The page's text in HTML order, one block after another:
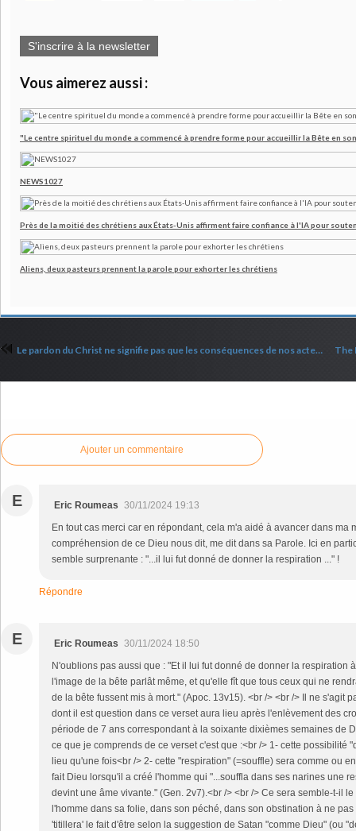
S'inscrire à la newsletter
Vous aimerez aussi :
"Le centre spirituel du monde a commencé à prendre forme pour accueillir la Bête en
NEWS1027
Près de la moitié des chrétiens aux États-Unis affirment faire confiance à l'IA pour
Aliens, deux pasteurs prennent la parole pour exhorter les chrétiens
Le pardon du Christ ne signifie pas que les conséquences de nos actes disparaissent
Ajouter un commentaire
E Eric Roumeas 30/11/2024 19:13
En tout cas merci car en répondant, cela m'a aidé à avancer dans ma
compréhension de ce Dieu nous dit, me dit dans sa Parole. Ici en
semble surprenante : "...il lui fut donné de donner la respiration ..." !
Répondre
E Eric Roumeas 30/11/2024 18:50
N'oublions pas aussi que : "Et il lui fut donné de donner la respiration
l'image de la bête parlât même, et qu'elle fît que tous ceux qui ne
de la bête fussent mis à mort." (Apoc. 13v15). <br /> <br /> Il ne s'agit
dont il est question dans ce verset aura lieu après l'enlèvement des
période de 7 ans correspondant à la soixante dixièmes semaines de
ce que je comprends de ce verset c'est que :<br /> 1- cette possibilité
lieu qu'une fois<br /> 2- cette "respiration" (=souffle) sera comme ou
fait Dieu lorsqu'il a créé l'homme qui "...souffla dans ses narines une
devint une âme vivante." (Gen. 2v7).<br /> <br /> Ce sera semble-t-il
l'homme dans sa folie, dans son péché, dans son obstination à ne
'titillera' le fait d'être selon la suggestion de Satan "comme Dieu" (ou